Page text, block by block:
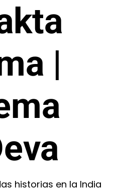
|
historias en la India